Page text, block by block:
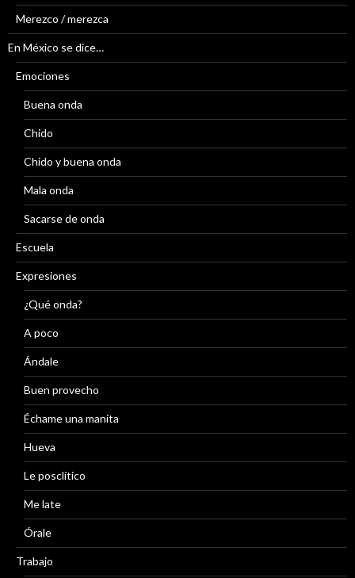
Merezco / merezca
En México se dice…
Emociones
Buena onda
Chido
Chido y buena onda
Mala onda
Sacarse de onda
Escuela
Expresiones
¿Qué onda?
A poco
Ándale
Buen provecho
Échame una manita
Hueva
Le posclítico
Me late
Órale
Trabajo